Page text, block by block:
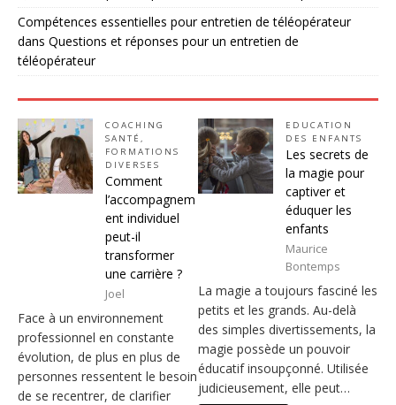
Compétences essentielles pour entretien de téléopérateur
dans Questions et réponses pour un entretien de
téléopérateur
COACHING
SANTÉ ,
FORMATIONS
DIVERSES
Comment
l’accompagnem
ent individuel
peut-il
transformer
une carrière ?
Joel
Face à un environnement
professionnel en constante
évolution, de plus en plus de
personnes ressentent le besoin
de se recentrer, de clarifier
EDUCATION
DES ENFANTS
Les secrets de
la magie pour
captiver et
éduquer les
enfants
Maurice
Bontemps
La magie a toujours fasciné les
petits et les grands. Au-delà
des simples divertissements, la
magie possède un pouvoir
éducatif insoupçonné. Utilisée
judicieusement, elle peut…